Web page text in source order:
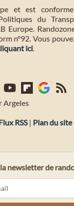
et est
du
Europe.
n°92. Vous
ici.
Argeles
RSS| Plan du site
newsletter de